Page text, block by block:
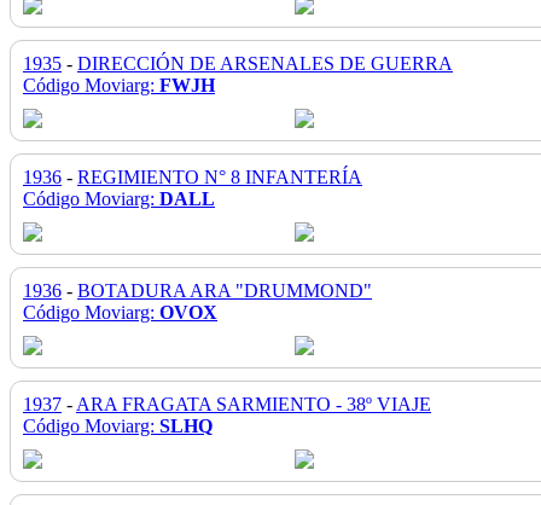
1935 - DIRECCIÓN DE ARSENALES DE GUERRA
Código Moviarg: FWJH
1936 - REGIMIENTO N° 8 INFANTERÍA
Código Moviarg: DALL
1936 - BOTADURA ARA "DRUMMOND"
Código Moviarg: OVOX
1937 - ARA FRAGATA SARMIENTO - 38º VIAJE
Código Moviarg: SLHQ